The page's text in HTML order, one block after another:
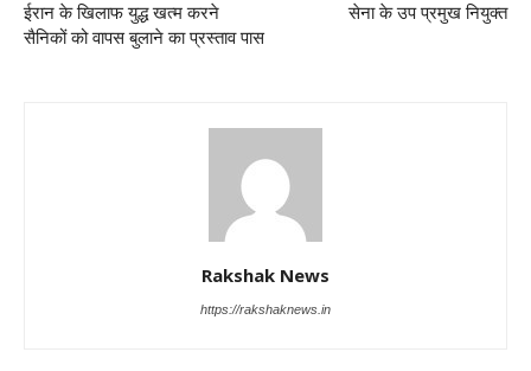
ईरान के खिलाफ युद्ध खत्म करने
सैनिकों को वापस बुलाने का प्रस्ताव पास
सेना के उप प्रमुख नियुक्त
Rakshak News
https://rakshaknews.in